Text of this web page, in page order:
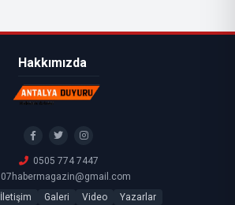
Hakkımızda
0505 774 7447
07habermagazin@gmail.com
İletişim Galeri Video Yazarlar